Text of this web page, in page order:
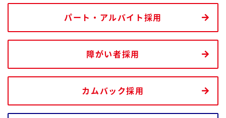
パート・アルバイト採用
障がい者採用
カムバック採用